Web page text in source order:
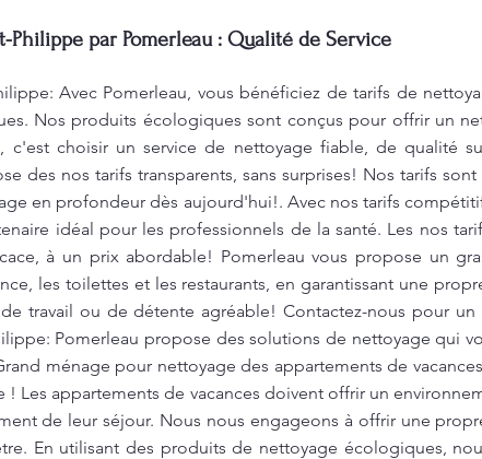
Philippe par Pomerleau : Qualité de Service
Avec Pomerleau, vous bénéficiez de tarifs de
Nos produits écologiques sont conçus pour offrir un
c'est choisir un service de nettoyage fiable, de qualité
des nos tarifs transparents, sans surprises! Nos tarifs
en profondeur dès aujourd'hui!. Avec nos tarifs
idéal pour les professionnels de la santé. Les nos
à un prix abordable! Pomerleau vous propose un
les toilettes et les restaurants, en garantissant une
travail ou de détente agréable! Contactez-nous pour
Pomerleau propose des solutions de nettoyage qui
ménage pour nettoyage des appartements de
! Les appartements de vacances doivent offrir un
de leur séjour. Nous nous engageons à offrir une
En utilisant des produits de nettoyage écologiques,